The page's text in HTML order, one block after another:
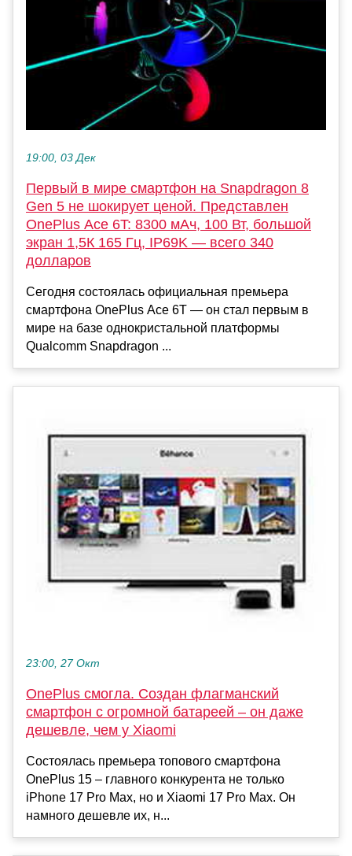
19:00, 03 Дек
Первый в мире смартфон на Snapdragon 8
Gen 5 не шокирует ценой. Представлен
OnePlus Ace 6T: 8300 мАч, 100 Вт, большой
экран 1,5К 165 Гц, IP69K — всего 340
долларов
Сегодня состоялась официальная премьера
смартфона OnePlus Ace 6T — он стал первым в
мире на базе однокристальной платформы
Qualcomm Snapdragon ...
23:00, 27 Окт
OnePlus смогла. Создан флагманский
смартфон с огромной батареей – он даже
дешевле, чем у Xiaomi
Состоялась премьера топового смартфона
OnePlus 15 – главного конкурента не только
iPhone 17 Pro Max, но и Xiaomi 17 Pro Max. Он
намного дешевле их, н...